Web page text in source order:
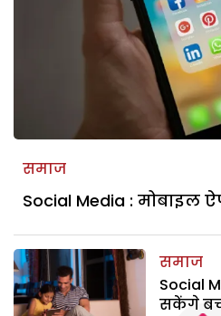
समाज
Social Media : मोबाइल
समाज
Social
सकेंगे